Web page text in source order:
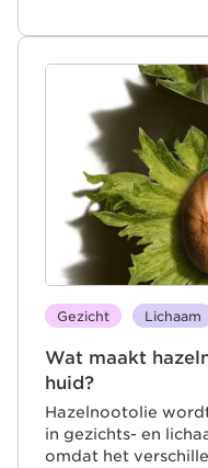
Verbeter de
daarvan te
temperatuur in je
te warm, noch te
of geluidsoverlast
en rustig om te
Gezicht Lichaam
Wat maakt
huid?
Hazelnootolie
in gezichts- en
omdat het